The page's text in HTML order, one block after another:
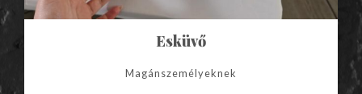
Esküvő
Magánszemélyeknek